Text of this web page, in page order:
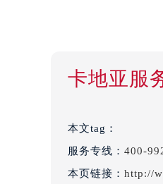
卡地亚服
本文tag：
服务专线： 400-
本页链接： http://